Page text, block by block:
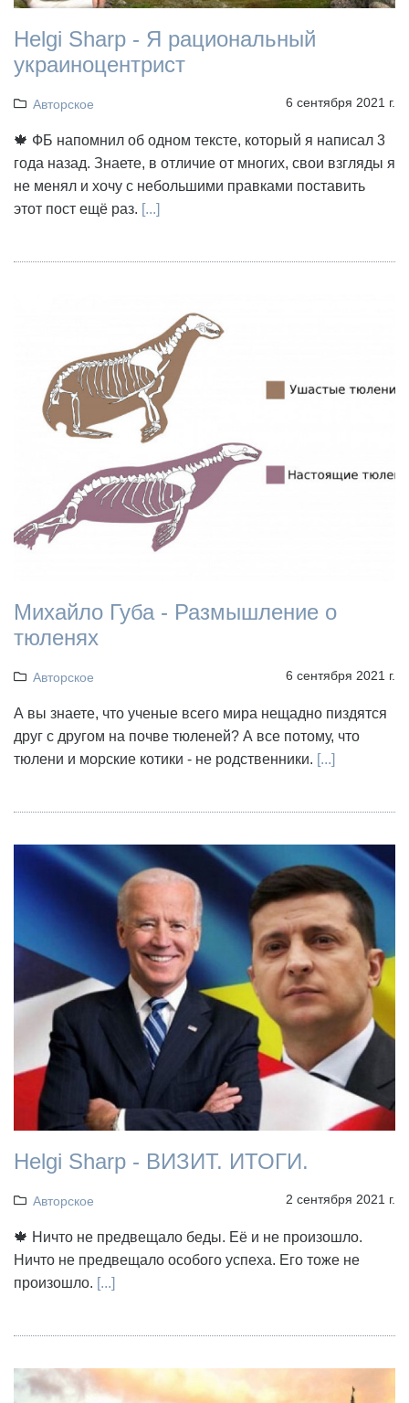
Helgi Sharp - Я рациональный
украиноцентрист
Авторское 6 сентября 2021 г.
🍁 ФБ напомнил об одном тексте, который я написал 3
года назад. Знаете, в отличие от многих, свои взгляды я
не менял и хочу с небольшими правками поставить
этот пост ещё раз. [...]
Михайло Губа - Размышление о
тюленях
Авторское 6 сентября 2021 г.
А вы знаете, что ученые всего мира нещадно пиздятся
друг с другом на почве тюленей? А все потому, что
тюлени и морские котики - не родственники. [...]
Helgi Sharp - ВИЗИТ. ИТОГИ.
Авторское 2 сентября 2021 г.
🍁 Ничто не предвещало беды. Её и не произошло.
Ничто не предвещало особого успеха. Его тоже не
произошло. [...]